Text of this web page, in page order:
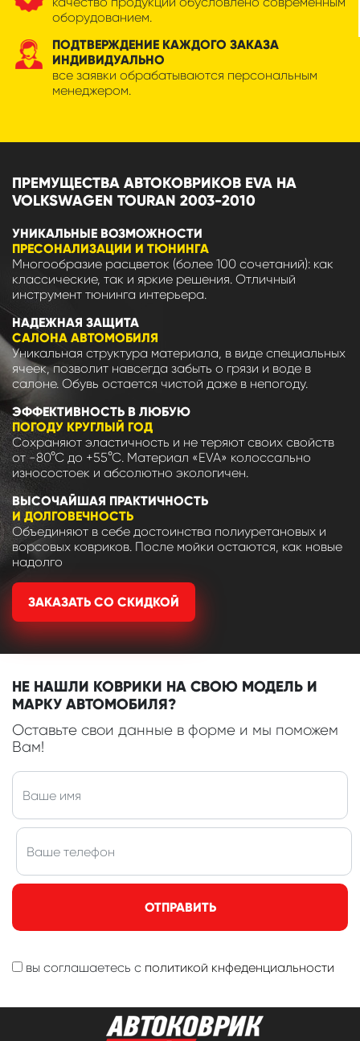
оборудованием.
ПОДТВЕРЖДЕНИЕ КАЖДОГО ЗАКАЗА
ИНДИВИДУАЛЬНО
все заявки обрабатываются персональным
менеджером.
ПРЕМУЩЕСТВА АВТОКОВРИКОВ EVA НА
VOLKSWAGEN TOURAN 2003-2010
УНИКАЛЬНЫЕ ВОЗМОЖНОСТИ
ПРЕСОНАЛИЗАЦИИ И ТЮНИНГА
Многообразие расцветок (более 100 сочетаний): как
классические, так и яркие решения. Отличный
инструмент тюнинга интерьера.
НАДЕЖНАЯ ЗАЩИТА
САЛОНА АВТОМОБИЛЯ
Уникальная структура материала, в виде специальных
ячеек, позволит навсегда забыть о грязи и воде в
салоне. Обувь остается чистой даже в непогоду.
ЭФФЕКТИВНОСТЬ В ЛЮБУЮ
ПОГОДУ КРУГЛЫЙ ГОД
Сохраняют эластичность и не теряют своих свойств
от -80°С до +55°С. Материал «EVA» колоссально
износостоек и абсолютно экологичен.
ВЫСОЧАЙШАЯ ПРАКТИЧНОСТЬ
И ДОЛГОВЕЧНОСТЬ
Объединяют в себе достоинства полиуретановых и
ворсовых ковриков. После мойки остаются, как новые
надолго
ЗАКАЗАТЬ СО СКИДКОЙ
НЕ НАШЛИ КОВРИКИ НА СВОЮ МОДЕЛЬ И
МАРКУ АВТОМОБИЛЯ?
Оставьте свои данные в форме и мы поможем
Вам!
ОТПРАВИТЬ
вы соглашаетесь с политикой кнфеденциальности